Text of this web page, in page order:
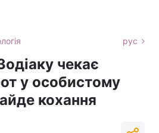
рус
чекає
у особистому
кохання